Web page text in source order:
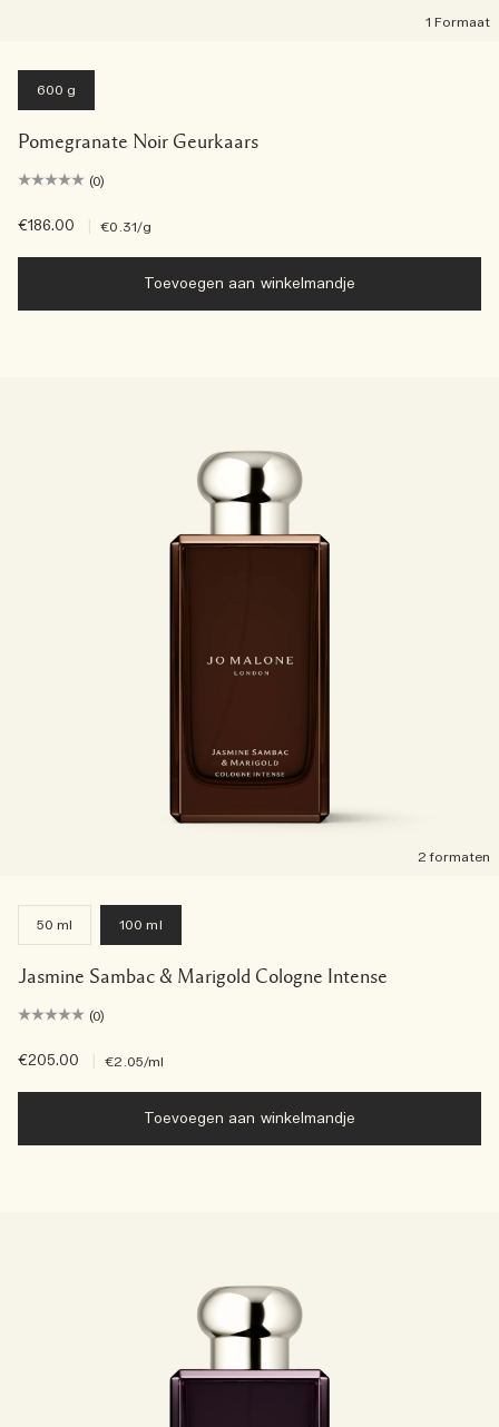
1 Formaat
600 g
Pomegranate Noir Geurkaars
(0)
€186.00 €0.31/g
Toevoegen aan winkelmandje
2 formaten
50 ml 100 ml
Jasmine Sambac & Marigold Cologne Intense
(0)
€205.00 €2.05/ml
Toevoegen aan winkelmandje